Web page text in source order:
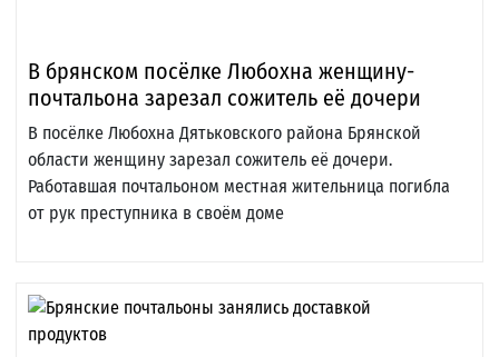
В брянском посёлке Любохна женщину-
почтальона зарезал сожитель её дочери
В посёлке Любохна Дятьковского района Брянской
области женщину зарезал сожитель её дочери.
Работавшая почтальоном местная жительница погибла
от рук преступника в своём доме